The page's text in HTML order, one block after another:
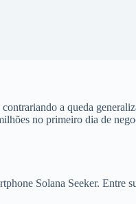
a queda
no primeiro dia de
Solana Seeker. Entre